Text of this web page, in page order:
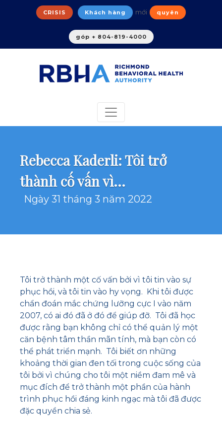
CRISIS Khách hàng mới quyên
góp + 804-819-4000
Rebecca Kaderli: Tôi trở
thành cố vấn vì...
Ngày 31 tháng 3 năm 2022
Tôi trở thành một cố vấn bởi vì tôi tin vào sự
phục hồi, và tôi tin vào hy vọng. Khi tôi được
chẩn đoán mắc chứng lưỡng cực I vào năm
2007, có ai đó đã ở đó để giúp đỡ. Tôi đã học
được rằng bạn không chỉ có thể quản lý một
căn bệnh tâm thần mãn tính, mà bạn còn có
thể phát triển mạnh. Tôi biết ơn những
khoảng thời gian đen tối trong cuộc sống của
tôi bởi vì chúng cho tôi một niềm đam mê và
mục đích để trở thành một phần của hành
trình phục hồi đáng kinh ngạc mà tôi đã được
đặc quyền chia sẻ.